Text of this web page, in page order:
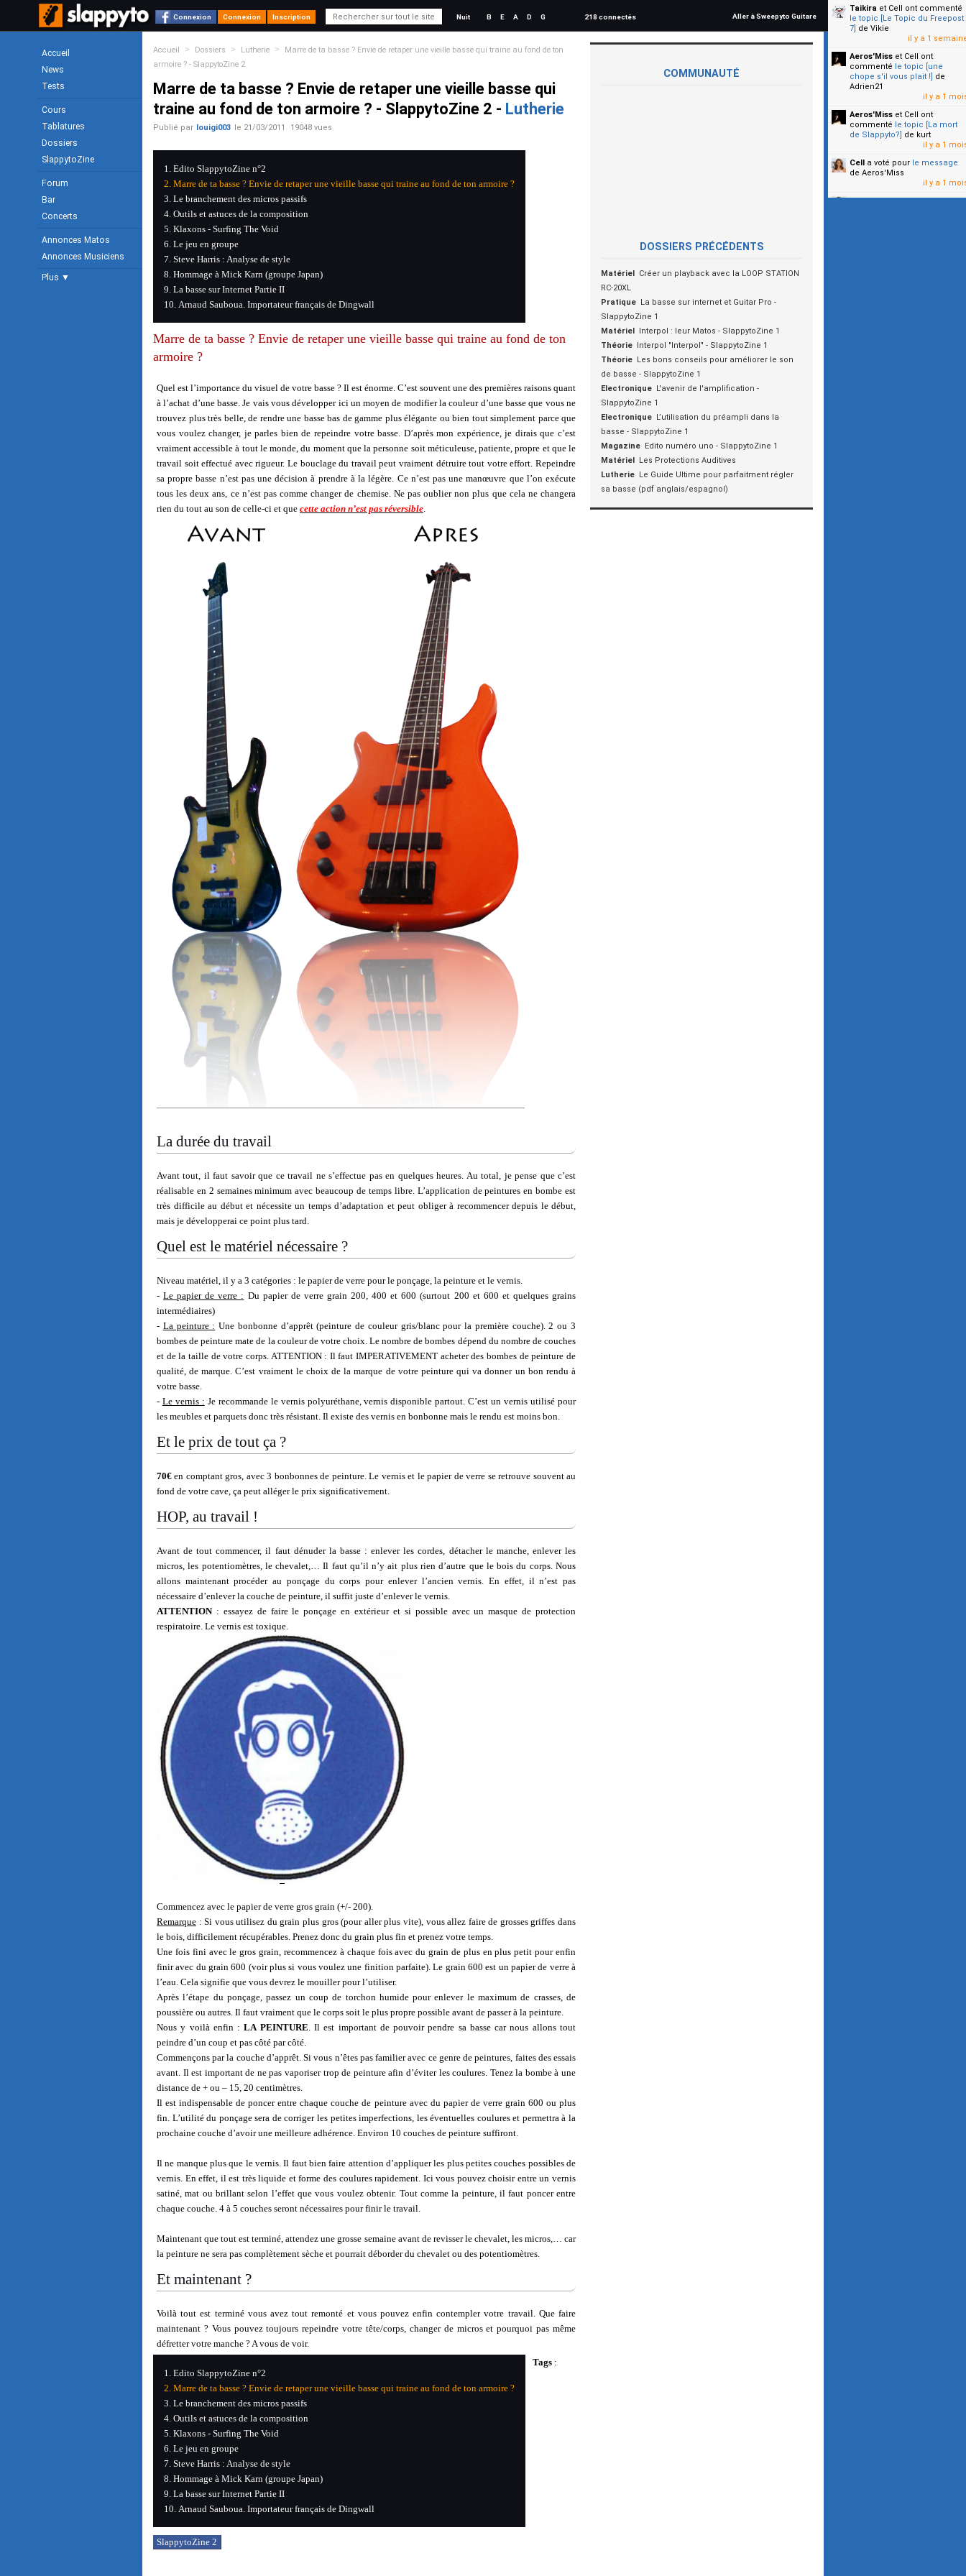
Connexion Connexion Inscription Nuit B E A D G 218 connectés Aller à Sweepyto Guitare
Accueil
News
Tests
Cours
Tablatures
Dossiers
SlappytoZine
Forum
Bar
Concerts
Annonces Matos
Annonces Musiciens
Plus ▼
Accueil > Dossiers > Lutherie >
Marre de ta basse ? Envie de retaper une vieille basse qui traine au fond de ton
armoire ? - SlappytoZine 2
Marre de ta basse ? Envie de retaper une vieille basse qui
traine au fond de ton armoire ? - SlappytoZine 2 - Lutherie
Publié par louigi003 le 21/03/2011 19048 vues
Edito SlappytoZine n°2
Marre de ta basse ? Envie de retaper une vieille basse qui traine au fond de ton armoire ?
Le branchement des micros passifs
Outils et astuces de la composition
Klaxons - Surfing The Void
Le jeu en groupe
Steve Harris : Analyse de style
Hommage à Mick Karn (groupe Japan)
La basse sur Internet Partie II
Arnaud Sauboua. Importateur français de Dingwall
Marre de ta basse ? Envie de retaper une vieille basse qui traine au fond de ton
armoire ?
Quel est l’importance du visuel de votre basse ? Il est énorme. C’est souvent une des premières raisons quant
à l’achat d’une basse. Je vais vous développer ici un moyen de modifier la couleur d’une basse que vous ne
trouvez plus très belle, de rendre une basse bas de gamme plus élégante ou bien tout simplement parce que
vous voulez changer, je parles bien de repeindre votre basse. D’après mon expérience, je dirais que c’est
vraiment accessible à tout le monde, du moment que la personne soit méticuleuse, patiente, propre et que le
travail soit effectué avec rigueur. Le bouclage du travail peut vraiment détruire tout votre effort. Repeindre
sa propre basse n’est pas une décision à prendre à la légère. Ce n’est pas une manœuvre que l’on exécute
tous les deux ans, ce n’est pas comme changer de chemise. Ne pas oublier non plus que cela ne changera
rien du tout au son de celle-ci et que cette action n’est pas réversible.
La durée du travail
Avant tout, il faut savoir que ce travail ne s’effectue pas en quelques heures. Au total, je pense que c’est
réalisable en 2 semaines minimum avec beaucoup de temps libre. L’application de peintures en bombe est
très difficile au début et nécessite un temps d’adaptation et peut obliger à recommencer depuis le début,
mais je développerai ce point plus tard.
Quel est le matériel nécessaire ?
Niveau matériel, il y a 3 catégories : le papier de verre pour le ponçage, la peinture et le vernis.
-Le papier de verre : Du papier de verre grain 200, 400 et 600 (surtout 200 et 600 et quelques grains
intermédiaires)
- La peinture : Une bonbonne d’apprêt (peinture de couleur gris/blanc pour la première couche). 2 ou 3
bombes de peinture mate de la couleur de votre choix. Le nombre de bombes dépend du nombre de couches
et de la taille de votre corps. ATTENTION : Il faut IMPERATIVEMENT acheter des bombes de peinture de
qualité, de marque. C’est vraiment le choix de la marque de votre peinture qui va donner un bon rendu à
votre basse.
- Le vernis : Je recommande le vernis polyuréthane, vernis disponible partout. C’est un vernis utilisé pour
les meubles et parquets donc très résistant. Il existe des vernis en bonbonne mais le rendu est moins bon.
Et le prix de tout ça ?
70€ en comptant gros, avec 3 bonbonnes de peinture. Le vernis et le papier de verre se retrouve souvent au
fond de votre cave, ça peut alléger le prix significativement.
HOP, au travail !
Avant de tout commencer, il faut dénuder la basse : enlever les cordes, détacher le manche, enlever les
micros, les potentiomètres, le chevalet,… Il faut qu’il n’y ait plus rien d’autre que le bois du corps. Nous
allons maintenant procéder au ponçage du corps pour enlever l’ancien vernis. En effet, il n’est pas
nécessaire d’enlever la couche de peinture, il suffit juste d’enlever le vernis.
ATTENTION: essayez de faire le ponçage en extérieur et si possible avec un masque de protection
respiratoire. Le vernis est toxique.
Commencez avec le papier de verre gros grain (+/- 200).
Remarque : Si vous utilisez du grain plus gros (pour aller plus vite), vous allez faire de grosses griffes dans
le bois, difficilement récupérables. Prenez donc du grain plus fin et prenez votre temps.
Une fois fini avec le gros grain, recommencez à chaque fois avec du grain de plus en plus petit pour enfin
finir avec du grain 600 (voir plus si vous voulez une finition parfaite). Le grain 600 est un papier de verre à
l’eau. Cela signifie que vous devrez le mouiller pour l’utiliser.
Après l’étape du ponçage, passez un coup de torchon humide pour enlever le maximum de crasses, de
poussière ou autres. Il faut vraiment que le corps soit le plus propre possible avant de passer à la peinture.
Nous y voilà enfin :LA PEINTURE. Il est important de pouvoir pendre sa basse car nous allons tout
peindre d’un coup et pas côté par côté.
Commençons par la couche d’apprêt. Si vous n’êtes pas familier avec ce genre de peintures, faites des essais
avant. Il est important de ne pas vaporiser trop de peinture afin d’éviter les coulures. Tenez la bombe à une
distance de + ou – 15, 20 centimètres.
Il est indispensable de poncer entre chaque couche de peinture avec du papier de verre grain 600 ou plus
fin. L’utilité du ponçage sera de corriger les petites imperfections, les éventuelles coulures et permettra à la
prochaine couche d’avoir une meilleure adhérence. Environ 10 couches de peinture suffiront.
Il ne manque plus que le vernis. Il faut bien faire attention d’appliquer les plus petites couches possibles de
vernis. En effet, il est très liquide et forme des coulures rapidement. Ici vous pouvez choisir entre un vernis
satiné, mat ou brillant selon l’effet que vous voulez obtenir. Tout comme la peinture, il faut poncer entre
chaque couche. 4 à 5 couches seront nécessaires pour finir le travail.
Maintenant que tout est terminé, attendez une grosse semaine avant de revisser le chevalet, les micros,… car
la peinture ne sera pas complètement sèche et pourrait déborder du chevalet ou des potentiomètres.
Et maintenant ?
Voilà tout est terminé vous avez tout remonté et vous pouvez enfin contempler votre travail. Que faire
maintenant ? Vous pouvez toujours repeindre votre tête/corps, changer de micros et pourquoi pas même
défretter votre manche ? A vous de voir.
Edito SlappytoZine n°2
Marre de ta basse ? Envie de retaper une vieille basse qui traine au fond de ton armoire ?
Le branchement des micros passifs
Outils et astuces de la composition
Klaxons - Surfing The Void
Le jeu en groupe
Steve Harris : Analyse de style
Hommage à Mick Karn (groupe Japan)
La basse sur Internet Partie II
Arnaud Sauboua. Importateur français de Dingwall
Tags :
SlappytoZine 2
COMMUNAUTÉ
DOSSIERS PRÉCÉDENTS
Matériel Créer un playback avec la LOOP STATION
RC-20XL
Pratique La basse sur internet et Guitar Pro -
SlappytoZine 1
Matériel Interpol : leur Matos - SlappytoZine 1
Théorie Interpol "Interpol" - SlappytoZine 1
Théorie Les bons conseils pour améliorer le son
de basse - SlappytoZine 1
Electronique L'avenir de l'amplification -
SlappytoZine 1
Electronique L’utilisation du préampli dans la
basse - SlappytoZine 1
Magazine Edito numéro uno - SlappytoZine 1
Matériel Les Protections Auditives
Lutherie Le Guide Ultime pour parfaitment régler
sa basse (pdf anglais/espagnol)
Taikira et Cell ont commenté
le topic [Le Topic du Freepost
7] de Vikie
il y a 1
Aeros'Miss et Cell ont
commenté le topic [une
chope s'il vous plait !] de
Adrien21
il y a 1
Aeros'Miss et Cell ont
commenté le topic [La mort
de Slappyto?] de kurt
il y a 1
Cell a voté pour le message
de Aeros'Miss
il y a 1
Cella voté pourle message